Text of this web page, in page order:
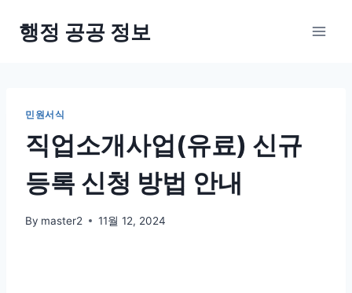
행정 공공 정보
민원서식
직업소개사업(유료) 신규
등록 신청 방법 안내
By master2 11월 12, 2024